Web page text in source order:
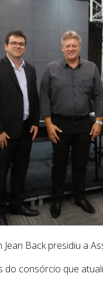
Back presidiu a
consórcio que